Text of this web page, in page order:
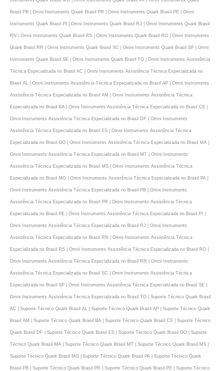
Brasil PB | Omni Instruments Quark Brasil PR | Omni Instruments Quark Brasil PE | Omni
Instruments Quark Brasil PI | Omni Instruments Quark Brasil RJ | Omni Instruments Quark Brasil
RN | Omni Instruments Quark Brasil RS | Omni Instruments Quark Brasil RO | Omni Instruments
Quark Brasil RR | Omni Instruments Quark Brasil SC | Omni Instruments Quark Brasil SP | Omni
Instruments Quark Brasil SE | Omni Instruments Quark Brasil TO | Omni Instruments Assistência
Técnica Especializada no Brasil AC | Omni Instruments Assistência Técnica Especializada no
Brasil AL | Omni Instruments Assistência Técnica Especializada no Brasil AP | Omni Instruments
Assistência Técnica Especializada no Brasil AM | Omni Instruments Assistência Técnica
Especializada no Brasil BA | Omni Instruments Assistência Técnica Especializada no Brasil CE |
Omni Instruments Assistência Técnica Especializada no Brasil DF | Omni Instruments
Assistência Técnica Especializada no Brasil ES | Omni Instruments Assistência Técnica
Especializada no Brasil GO | Omni Instruments Assistência Técnica Especializada no Brasil MA |
Omni Instruments Assistência Técnica Especializada no Brasil MT | Omni Instruments
Assistência Técnica Especializada no Brasil MS | Omni Instruments Assistência Técnica
Especializada no Brasil MG | Omni Instruments Assistência Técnica Especializada no Brasil PA |
Omni Instruments Assistência Técnica Especializada no Brasil PB | Omni Instruments
Assistência Técnica Especializada no Brasil PR | Omni Instruments Assistência Técnica
Especializada no Brasil PE | Omni Instruments Assistência Técnica Especializada no Brasil PI |
Omni Instruments Assistência Técnica Especializada no Brasil RJ | Omni Instruments
Assistência Técnica Especializada no Brasil RN | Omni Instruments Assistência Técnica
Especializada no Brasil RS | Omni Instruments Assistência Técnica Especializada no Brasil RO |
Omni Instruments Assistência Técnica Especializada no Brasil RR | Omni Instruments
Assistência Técnica Especializada no Brasil SC | Omni Instruments Assistência Técnica
Especializada no Brasil SP | Omni Instruments Assistência Técnica Especializada no Brasil SE |
Omni Instruments Assistência Técnica Especializada no Brasil TO | Suporte Técnico Quark Brasil
AC | Suporte Técnico Quark Brasil AL | Suporte Técnico Quark Brasil AP | Suporte Técnico Quark
Brasil AM | Suporte Técnico Quark Brasil BA | Suporte Técnico Quark Brasil CE | Suporte Técnico
Quark Brasil DF | Suporte Técnico Quark Brasil ES | Suporte Técnico Quark Brasil GO | Suporte
Técnico Quark Brasil MA | Suporte Técnico Quark Brasil MT | Suporte Técnico Quark Brasil MS |
Suporte Técnico Quark Brasil MG | Suporte Técnico Quark Brasil PA | Suporte Técnico Quark
Brasil PB | Suporte Técnico Quark Brasil PR | Suporte Técnico Quark Brasil PE | Suporte Técnico